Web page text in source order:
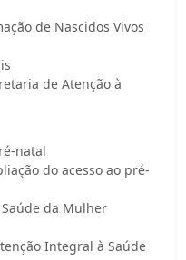
de Nascidos Vivos
de Atenção à
natal
do acesso ao pré-
da Mulher
Integral à Saúde